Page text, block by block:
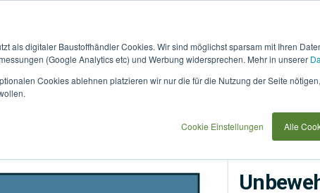
als digitaler Baustoffhändler Cookies. Wir sind möglichst sparsam mit Ihren
(Google Analytics etc) und Werbung widersprechen. Mehr in unserer
Cookies ablehnen platzieren wir nur die für die Nutzung der Seite
Cookie Einstellungen Alle